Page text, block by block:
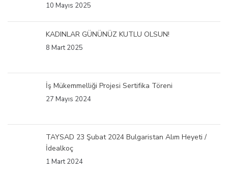
10 Mayıs 2025
KADINLAR GÜNÜNÜZ KUTLU OLSUN!
8 Mart 2025
İş Mükemmelliği Projesi Sertifika Töreni
27 Mayıs 2024
TAYSAD 23 Şubat 2024 Bulgaristan Alım Heyeti /
İdealkoç
1 Mart 2024